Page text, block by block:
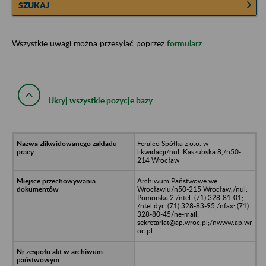
SZUKAJ
Wszystkie uwagi można przesyłać poprzez formularz
Ukryj wszystkie pozycje bazy
Feralco Spółka z o.o. w
likwidacji/nul. Kaszubska 8,/n50-
214 Wrocław
Archiwum Państwowe we
Wrocławiu/n50-215 Wrocław,/nul.
Pomorska 2,/ntel. (71) 328-81-01;
/ntel.dyr. (71) 328-83-95,/nfax: (71)
328-80-45/ne-mail:
sekretariat@ap.wroc.pl;/nwww.ap.wr
oc.pl